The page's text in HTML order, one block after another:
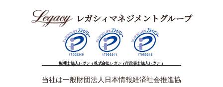
レガシィマネジメントグループ
税理士法人レガシィ株式会社レガシィ行政書士法人レガシィ
当社は一般財団法人日本情報経済社会推進協